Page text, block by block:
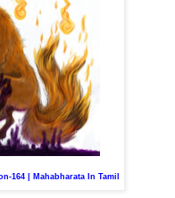
164 | Mahabharata In Tamil